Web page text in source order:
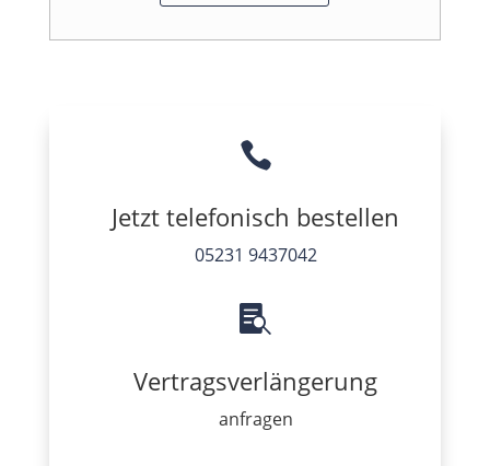

Jetzt telefonisch bestellen
05231 9437042

Vertragsverlängerung
anfragen